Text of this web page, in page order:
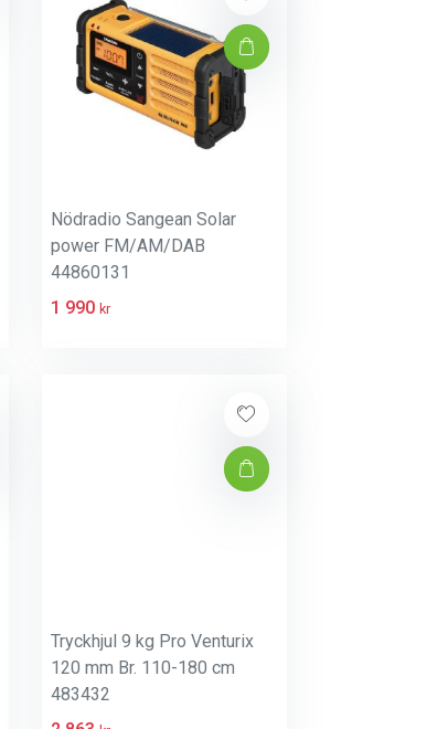
Nödradio Sangean Solar
power FM/AM/DAB
44860131
1 990 kr
Tryckhjul 9 kg Pro Venturix
120 mm Br. 110-180 cm
483432